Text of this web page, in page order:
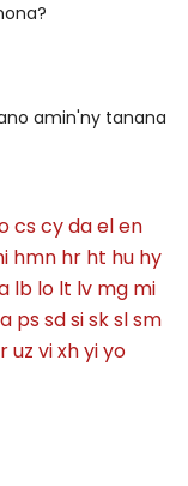
amin'ny tanana
cscydaelen
hmn hr ht hu hy
lb lo lt lv mg mi
pssdsiskslsm
uz vixhyiyo